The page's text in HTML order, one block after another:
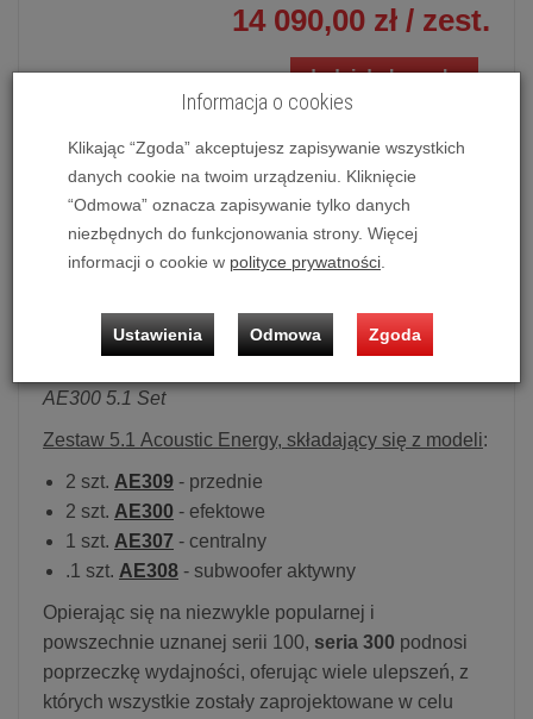
14 090,00 zł / zest.
dodaj do koszyka
Zestaw kolumn kina domowego Acoustic Energy AE300 5.1
Set (Czarny połysk)
Możliwość zakupu produktu w bezpłatnym systemie
AE300 5.1 Set
Zestaw 5.1 Acoustic Energy, składający się z modeli:
2 szt. AE309 - przednie
2 szt. AE300 - efektowe
1 szt. AE307 - centralny
.1 szt. AE308 - subwoofer aktywny
Opierając się na niezwykle popularnej i
powszechnie uznanej serii 100, seria 300 podnosi
poprzeczkę wydajności, oferując wiele ulepszeń, z
których wszystkie zostały zaprojektowane w celu
Informacja o cookies
Klikając “Zgoda” akceptujesz zapisywanie wszystkich
danych cookie na twoim urządzeniu. Kliknięcie
“Odmowa” oznacza zapisywanie tylko danych
niezbędnych do funkcjonowania strony. Więcej
informacji o cookie w polityce prywatności
Ustawienia Odmowa Zgoda